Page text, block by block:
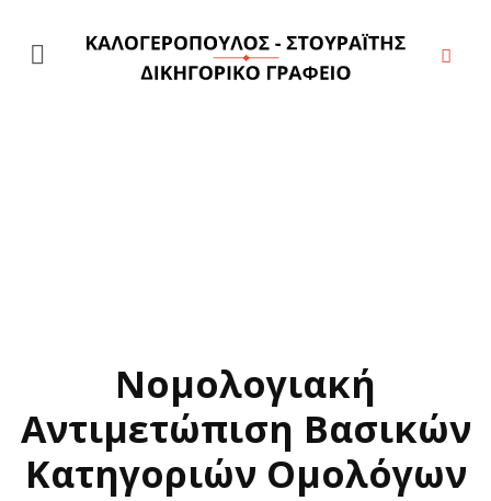
Νομολογιακή
Αντιμετώπιση Βασικών
Κατηγοριών Ομολόγων